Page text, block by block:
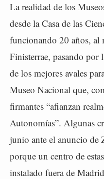
La realidad de los
desde la Casa de las
funcionando 20 años, al
Finisterrae, pasando por
de los mejores avales
Museo Nacional que,
firmantes “afianzan
Autonomías”. Algunas
junio ante el anuncio de
porque un centro de
instalado fuera de